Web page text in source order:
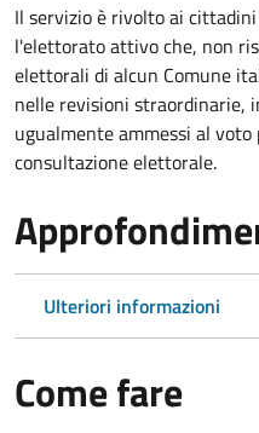
Il servizio è rivolto ai
l'elettorato attivo che, non
elettorali di alcun Comune
nelle revisioni straordinarie,
ugualmente ammessi al
consultazione elettorale.
Ulteriori informazioni
Come fare